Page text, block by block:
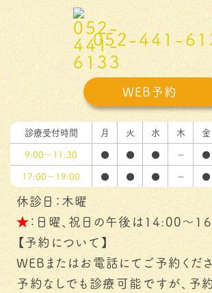
052-441-
WEB予約
診療受付時間 月 火 水 木 金
9:00～11:30
● ● ● － ●
17:00～19:00
● ● ● － ●
休診日：木曜
★：日曜、祝日の午後は14:00～
【予約について】
WEBまたはお電話にてご予約くださ
予約なしでも診療可能ですが、予